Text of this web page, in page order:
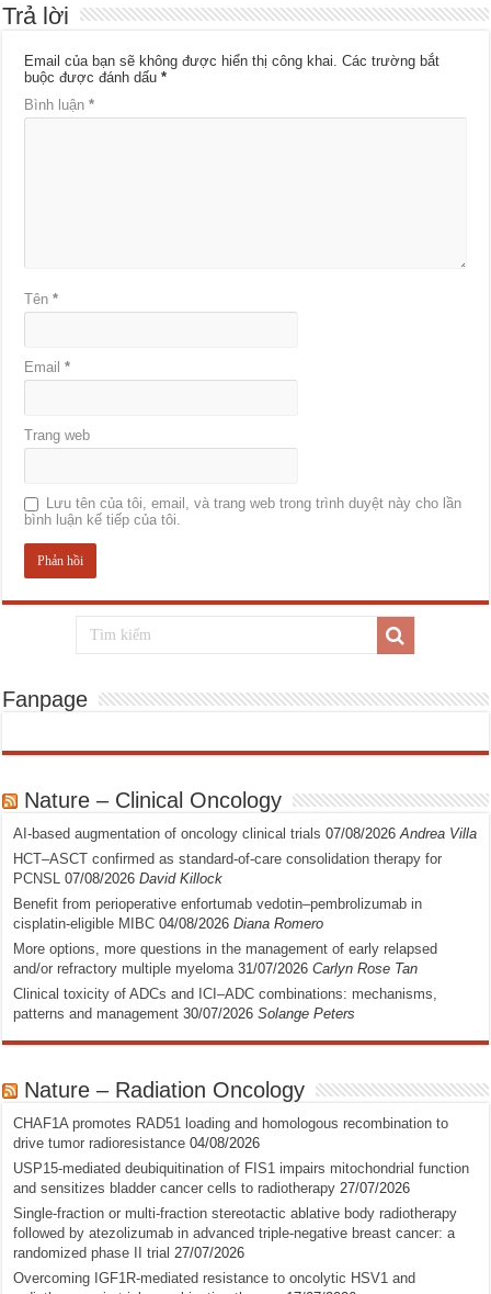
Trả lời
Email của bạn sẽ không được hiển thị công khai.
Các trường bắt
buộc được đánh dấu*
Bình luận*
Tên*
Email*
Trang web
Lưu tên của tôi, email, và trang web trong trình duyệt này cho lần
bình luận kế tiếp của tôi.
Fanpage
Nature – Clinical Oncology
AI-based augmentation of oncology clinical trials 07/08/2026 Andrea Villa
HCT–ASCT confirmed as standard-of-care consolidation therapy for
PCNSL 07/08/2026 David Killock
Benefit from perioperative enfortumab vedotin–pembrolizumab in
cisplatin-eligible MIBC 04/08/2026 Diana Romero
More options, more questions in the management of early relapsed
and/or refractory multiple myeloma 31/07/2026 Carlyn Rose Tan
Clinical toxicity of ADCs and ICI–ADC combinations: mechanisms,
patterns and management 30/07/2026 Solange Peters
Nature – Radiation Oncology
CHAF1A promotes RAD51 loading and homologous recombination to
drive tumor radioresistance 04/08/2026
USP15-mediated deubiquitination of FIS1 impairs mitochondrial function
and sensitizes bladder cancer cells to radiotherapy 27/07/2026
Single-fraction or multi-fraction stereotactic ablative body radiotherapy
followed by atezolizumab in advanced triple-negative breast cancer: a
randomized phase II trial 27/07/2026
Overcoming IGF1R-mediated resistance to oncolytic HSV1 and